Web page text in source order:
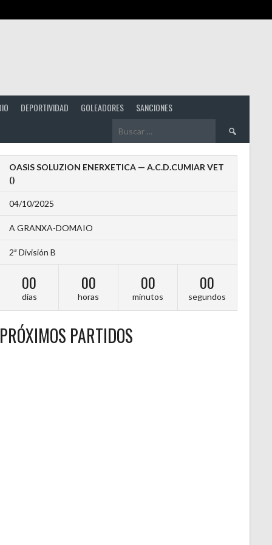
DEPORTIVIDAD GOLEADORES SANCIONES
Buscar:
OASIS SOLUZION ENERXETICA — A.C.D.CUMIAR VET
()
04/10/2025
A GRANXA-DOMAIO
2ª División B
00
días
00
horas
00
minutos
00
segundos
PRÓXIMOS PARTIDOS